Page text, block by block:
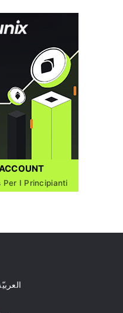
I Principianti